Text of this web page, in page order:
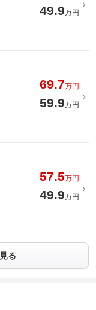
49.9万円
69.7万円
59.9万円
57.5万円
49.9万円
る